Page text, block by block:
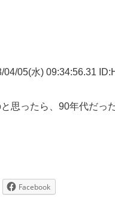
04/05(水) 09:34:56.31
思ったら、90年代だっ
Facebook